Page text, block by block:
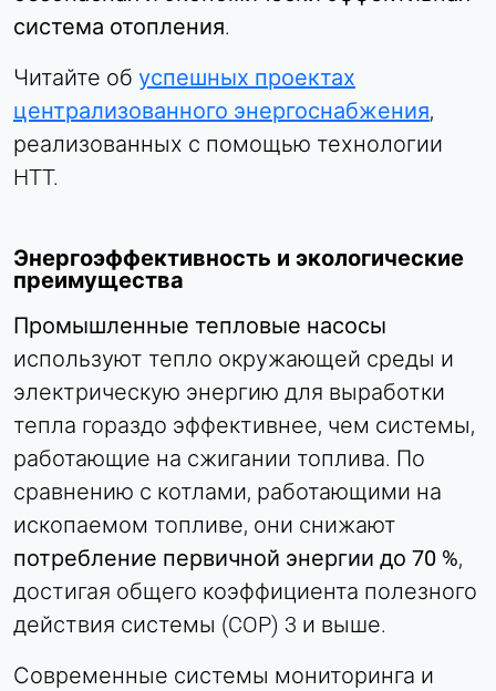
система отопления.
Читайте об успешных проектах
централизованного энергоснабжения,
реализованных с помощью технологии
HTT.
Энергоэффективность и экологические
преимущества
Промышленные тепловые насосы
используют тепло окружающей среды и
электрическую энергию для выработки
тепла гораздо эффективнее, чем системы,
работающие на сжигании топлива. По
сравнению с котлами, работающими на
ископаемом топливе, они снижают
потребление первичной энергии до 70 %,
достигая общего коэффициента полезного
действия системы (COP) 3 и выше.
Современные системы мониторинга и